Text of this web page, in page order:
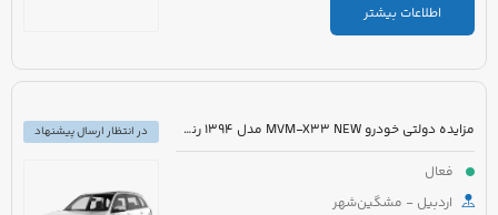
اطلاعات بیشتر
مزایده دولتی خودرو MVM-X33 NEW مدل 1394 رنگ سفید
فعال
اردبیل - مشگین‌شهر
در انتظار ارسال پیشنهاد